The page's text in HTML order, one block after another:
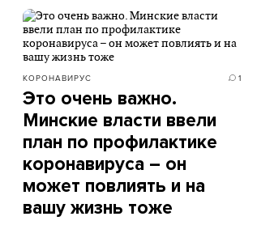
КОРОНАВИРУС 1
Это очень важно.
Минские власти ввели
план по профилактике
коронавируса – он
может повлиять и на
вашу жизнь тоже